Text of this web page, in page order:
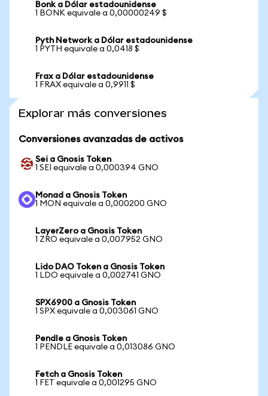
Bonk a Dólar estadounidense
1 BONK equivale a 0,00000249 $
Pyth Network a Dólar estadounidense
1 PYTH equivale a 0,0418 $
Frax a Dólar estadounidense
1 FRAX equivale a 0,9911 $
Explorar más conversiones
Conversiones avanzadas de activos
Sei a Gnosis Token
1 SEI equivale a 0,000394 GNO
Monad a Gnosis Token
1 MON equivale a 0,000200 GNO
LayerZero a Gnosis Token
1 ZRO equivale a 0,007952 GNO
Lido DAO Token a Gnosis Token
1 LDO equivale a 0,002741 GNO
SPX6900 a Gnosis Token
1 SPX equivale a 0,003061 GNO
Pendle a Gnosis Token
1 PENDLE equivale a 0,013086 GNO
Fetch a Gnosis Token
1 FET equivale a 0,001295 GNO